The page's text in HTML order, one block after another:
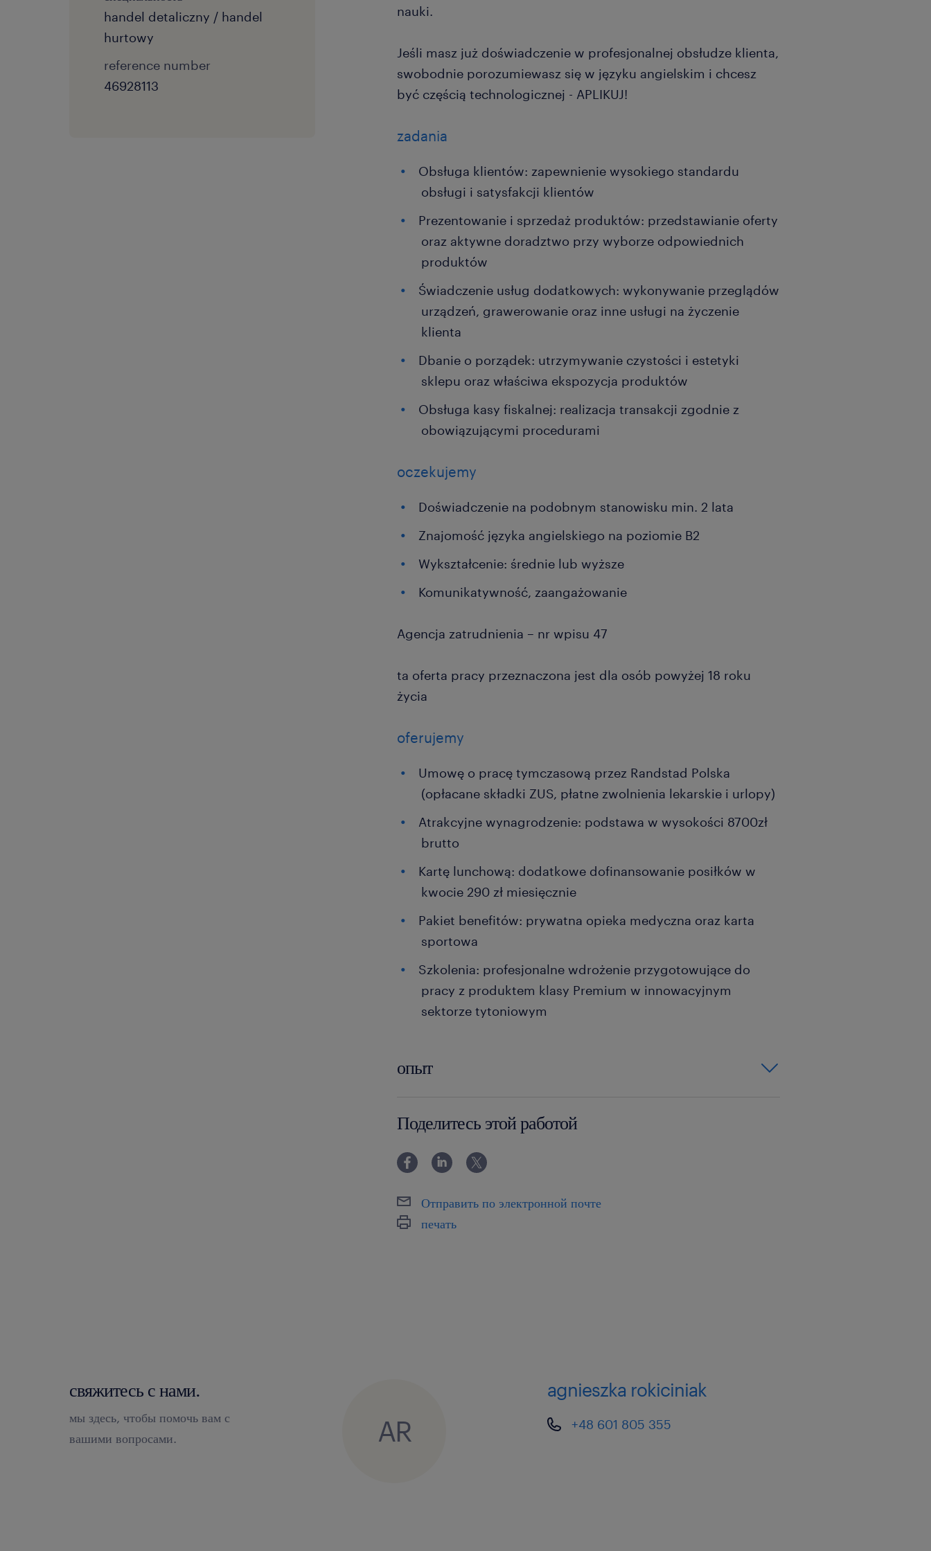
handel detaliczny / handel
hurtowy
reference number
46928113
nauki.
Jeśli masz już doświadczenie w profesjonalnej obsłudze klienta,
swobodnie porozumiewasz się w języku angielskim i chcesz
być częścią technologicznej - APLIKUJ!
zadania
Obsługa klientów: zapewnienie wysokiego standardu
obsługi i satysfakcji klientów
Prezentowanie i sprzedaż produktów: przedstawianie oferty
oraz aktywne doradztwo przy wyborze odpowiednich
produktów
Świadczenie usług dodatkowych: wykonywanie przeglądów
urządzeń, grawerowanie oraz inne usługi na życzenie
klienta
Dbanie o porządek: utrzymywanie czystości i estetyki
sklepu oraz właściwa ekspozycja produktów
Obsługa kasy fiskalnej: realizacja transakcji zgodnie z
obowiązującymi procedurami
oczekujemy
Doświadczenie na podobnym stanowisku min. 2 lata
Znajomość języka angielskiego na poziomie B2
Wykształcenie: średnie lub wyższe
Komunikatywność, zaangażowanie
Agencja zatrudnienia – nr wpisu 47
ta oferta pracy przeznaczona jest dla osób powyżej 18 roku
życia
oferujemy
Umowę o pracę tymczasową przez Randstad Polska
(opłacane składki ZUS, płatne zwolnienia lekarskie i urlopy)
Atrakcyjne wynagrodzenie: podstawa w wysokości 8700zł
brutto
Kartę lunchową: dodatkowe dofinansowanie posiłków w
kwocie 290 zł miesięcznie
Pakiet benefitów: prywatna opieka medyczna oraz karta
sportowa
Szkolenia: profesjonalne wdrożenie przygotowujące do
pracy z produktem klasy Premium w innowacyjnym
sektorze tytoniowym
опыт
Поделитесь этой работой
Отправить по электронной почте
печать
свяжитесь с нами.
мы здесь, чтобы помочь вам с
вашими вопросами.
AR
agnieszka rokiciniak
+48 601 805 355